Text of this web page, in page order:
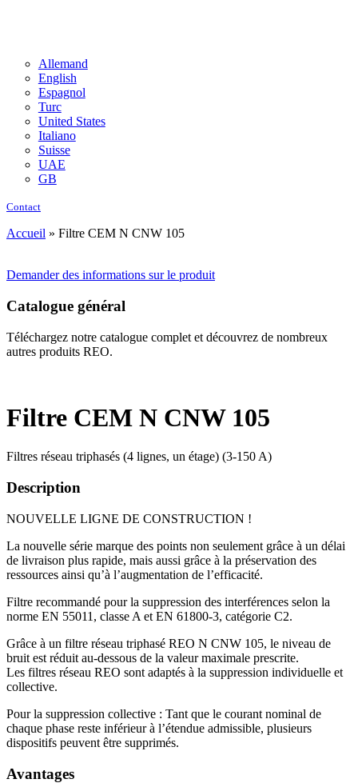
Allemand
English
Espagnol
Turc
United States
Italiano
Suisse
UAE
GB
Contact
Accueil » Filtre CEM N CNW 105
Demander des informations sur le produit
Catalogue général
Téléchargez notre catalogue complet et découvrez de nombreux
autres produits REO.
Filtre CEM N CNW 105
Filtres réseau triphasés (4 lignes, un étage) (3-150 A)
Description
NOUVELLE LIGNE DE CONSTRUCTION !
La nouvelle série marque des points non seulement grâce à un délai
de livraison plus rapide, mais aussi grâce à la préservation des
ressources ainsi qu’à l’augmentation de l’efficacité.
Filtre recommandé pour la suppression des interférences selon la
norme EN 55011, classe A et EN 61800-3, catégorie C2.
Grâce à un filtre réseau triphasé REO N CNW 105, le niveau de
bruit est réduit au-dessous de la valeur maximale prescrite.
Les filtres réseau REO sont adaptés à la suppression individuelle et
collective.
Pour la suppression collective : Tant que le courant nominal de
chaque phase reste inférieur à l’étendue admissible, plusieurs
dispositifs peuvent être supprimés.
Avantages